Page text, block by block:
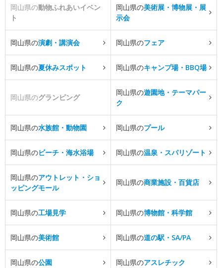
岡山県の動物ふれあいイベン
ト
岡山県の美術展・博物展・展
示会
岡山県の演劇・講演会 岡山県のフェア
岡山県の夏休みスポット 岡山県のキャンプ場・BBQ場
岡山県のグランピング
岡山県の遊園地・テーマパー
ク
岡山県の水族館・動物園 岡山県のプール
岡山県のビーチ・海水浴場 岡山県の温泉・スパリゾート
岡山県のアウトレット・ショ
ッピングモール
岡山県の商業施設・百貨店
岡山県の工場見学 岡山県の博物館・科学館
岡山県の美術館 岡山県の道の駅・SA/PA
岡山県の公園 岡山県のアスレチック